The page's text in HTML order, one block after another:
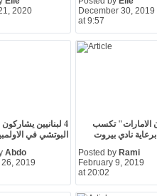
2020
December 30, 2019
at 9:57
4 لبنانيين
البوتشي في
Abdo
2019
الامارات" تكسب
نادي بيروت
Posted by Rami
February 9, 2019
at 20:02